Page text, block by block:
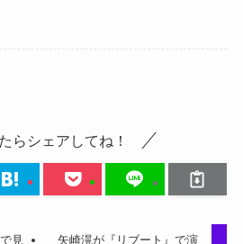
らシェアしてね！
見
矢崎滉が『リブート』で演